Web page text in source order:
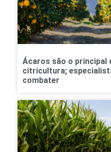
Ácaros são o principal
citricultura;
combater